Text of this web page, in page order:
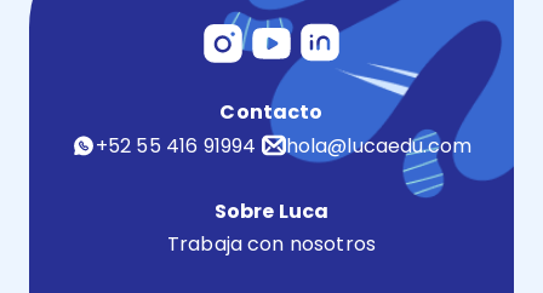
Contacto
+52 55 416 91994
hola@lucaedu.com
Sobre Luca
Trabaja con nosotros